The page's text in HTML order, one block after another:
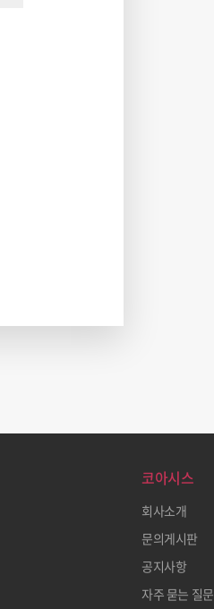
코아시스
회사소개
문의게시판
공지사항
자주 묻는 질문